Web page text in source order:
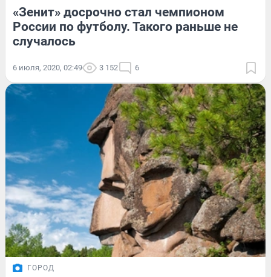
«Зенит» досрочно стал чемпионом
России по футболу. Такого раньше не
случалось
6 июля, 2020, 02:49 3 152 6
ГОРОД